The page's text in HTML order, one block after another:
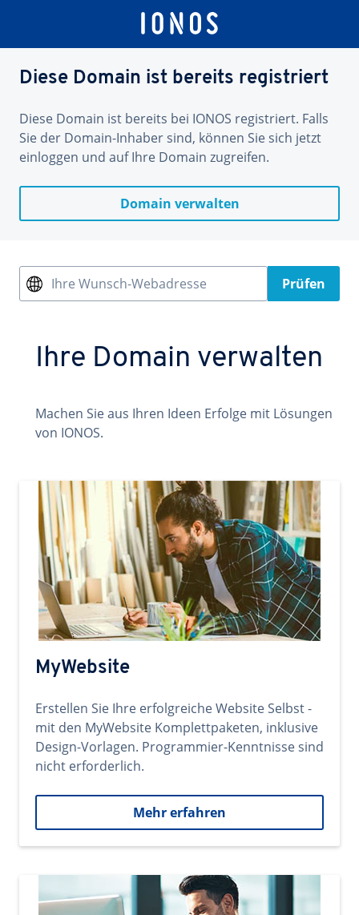
Diese Domain ist bereits registriert
Diese Domain ist bereits bei IONOS registriert. Falls
Sie der Domain-Inhaber sind, können Sie sich jetzt
einloggen und auf Ihre Domain zugreifen.
Domain verwalten
Ihre Wunsch-Webadresse Prüfen
Ihre Domain verwalten
Machen Sie aus Ihren Ideen Erfolge mit Lösungen
von IONOS.
MyWebsite
Erstellen Sie Ihre erfolgreiche Website Selbst -
mit den MyWebsite Komplettpaketen, inklusive
Design-Vorlagen. Programmier-Kenntnisse sind
nicht erforderlich.
Mehr erfahren